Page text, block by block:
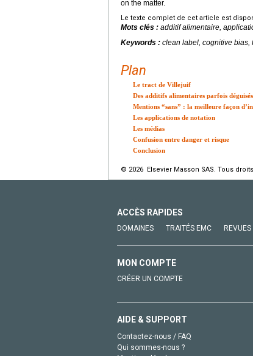
on the matter.
Le texte complet de cet article est
Mots clés : additif alimentaire,
Keywords : clean label, cognitive bias,
Plan
Le tract de Villejuif
Des additifs alimentaires parfois déguisés
Mentions “sans” : la meilleure façon
Les applications de notation
Les médias
Confusion entre danger et risque
Conclusion
© 2026 Elsevier Masson SAS. Tous
ACCÈS RAPIDES
DOMAINES TRAITÉS EMC REVUES
MON COMPTE
CRÉER UN COMPTE
AIDE & SUPPORT
Contactez-nous / FAQ
Qui sommes-nous ?